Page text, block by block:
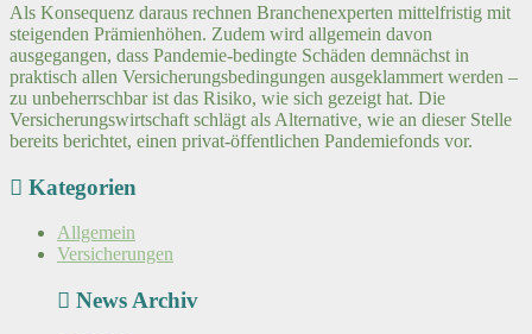
Als Konsequenz daraus rechnen Branchenexperten mittelfristig mit
steigenden Prämienhöhen. Zudem wird allgemein davon
ausgegangen, dass Pandemie-bedingte Schäden demnächst in
praktisch allen Versicherungsbedingungen ausgeklammert werden –
zu unbeherrschbar ist das Risiko, wie sich gezeigt hat. Die
Versicherungswirtschaft schlägt als Alternative, wie an dieser Stelle
bereits berichtet, einen privat-öffentlichen Pandemiefonds vor.
Kategorien
Allgemein
Versicherungen
News Archiv